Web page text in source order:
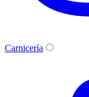
Carnicería